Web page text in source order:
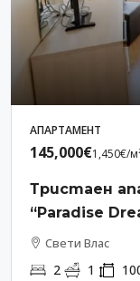
АПАРТАМЕНТ
145,000€1,450€/
Тристаен
“Paradise
Свети Влас
2 1